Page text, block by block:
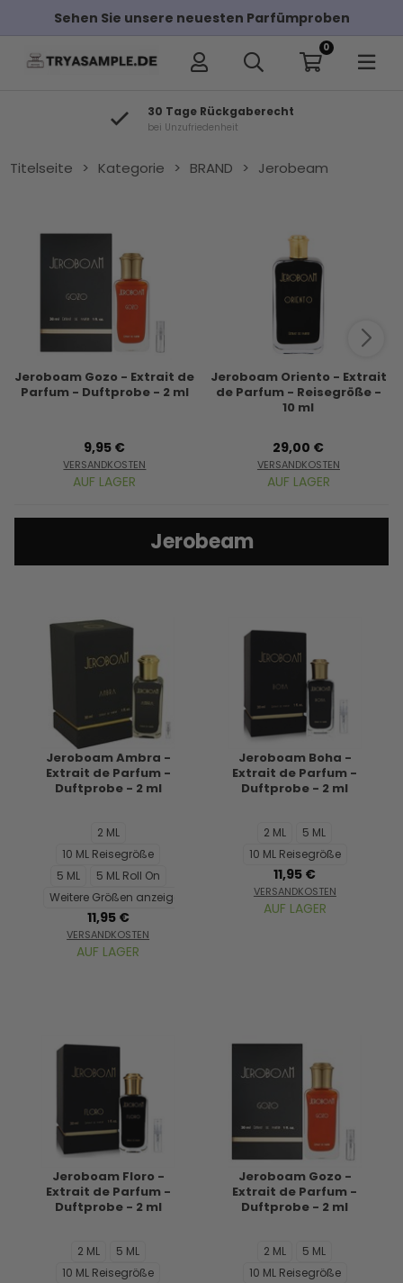
Sehen Sie unsere neuesten Parfümproben
0
30 Tage Rückgaberecht
bei Unzufriedenheit
Titelseite > Kategorie > BRAND > Jerobeam
Jeroboam Gozo - Extrait de
Parfum - Duftprobe - 2 ml
9,95 €
VERSANDKOSTEN
AUF LAGER
Jeroboam Oriento - Extrait
de Parfum - Reisegröße -
10 ml
29,00 €
VERSANDKOSTEN
AUF LAGER
Jerobeam
Jeroboam Ambra -
Extrait de Parfum -
Duftprobe - 2 ml
2 ML
10 ML Reisegröße
5 ML
5 ML Roll On
Weitere Größen anzeigen...
11,95 €
VERSANDKOSTEN
AUF LAGER
Jeroboam Boha -
Extrait de Parfum -
Duftprobe - 2 ml
2 ML
5 ML
10 ML Reisegröße
11,95 €
VERSANDKOSTEN
AUF LAGER
Jeroboam Floro -
Extrait de Parfum -
Duftprobe - 2 ml
2 ML
5 ML
10 ML Reisegröße
Jeroboam Gozo -
Extrait de Parfum -
Duftprobe - 2 ml
2 ML
5 ML
10 ML Reisegröße